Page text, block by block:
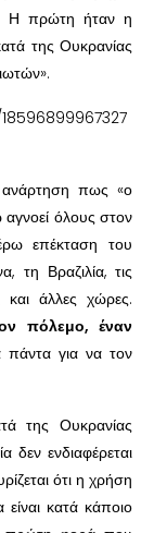
Η πρώτη ήταν η
της Ουκρανίας
ανάρτηση πως «ο
αγνοεί όλους στον
επέκταση του
τη Βραζιλία, τις
και άλλες χώρες.
πόλεμο, έναν
πάντα για να τον
της Ουκρανίας
δεν ενδιαφέρεται
ότι η χρήση
κατά κάποιο